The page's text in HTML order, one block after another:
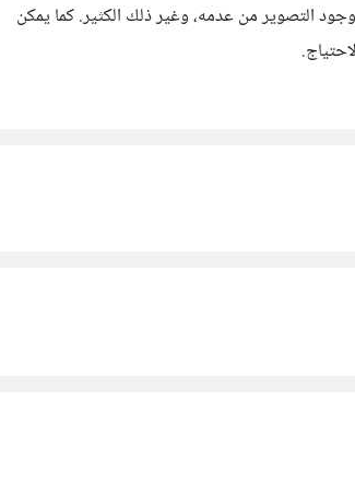
التصوير من عدمه، وغير ذلك الكثير. كما يمكن